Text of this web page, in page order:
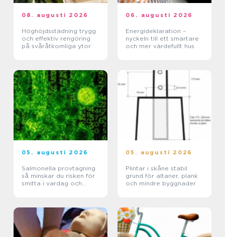
08. augusti 2026
Höghöjdsstädning trygg
och effektiv rengöring
på svåråtkomliga ytor
06. augusti 2026
Energideklaration –
nyckeln till ett smartare
och mer värdefullt hus
05. augusti 2026
Salmonella provtagning
så minskar du risken för
smitta i vardag och
05. augusti 2026
Plintar i skåne stabil
grund för altaner, plank
och mindre byggnader